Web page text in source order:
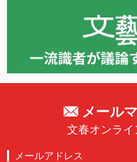
メール
文春オンラ
メールアドレス